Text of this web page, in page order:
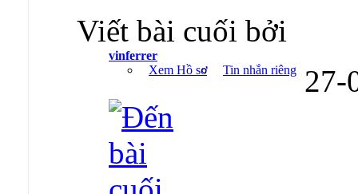
Viết bài cuối bởi
vinferrer
Xem Hồ sơ
Tin nhắn riêng 27-